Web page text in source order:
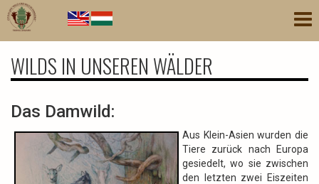
Direkt
zum
WILDS IN UNSEREN WÄLDER
Das Damwild:
Aus Klein-Asien wurden die
Tiere zurück nach Europa
gesiedelt, wo sie zwischen
den letzten zwei Eiszeiten